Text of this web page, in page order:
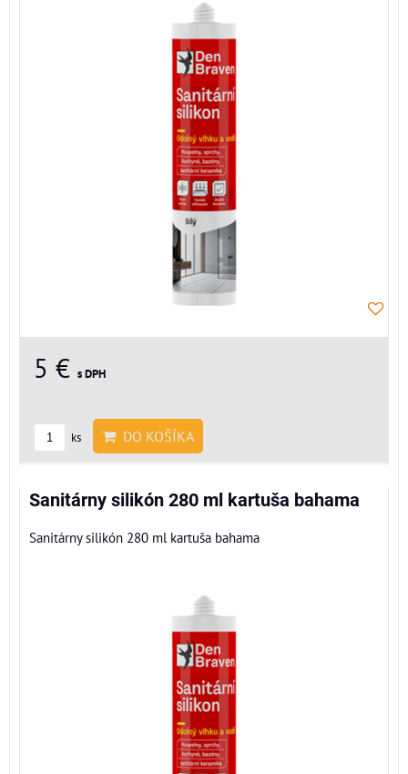
5 € s DPH
ks DO KOŠÍKA
Sanitárny silikón 280 ml kartuša bahama
Sanitárny silikón 280 ml kartuša bahama